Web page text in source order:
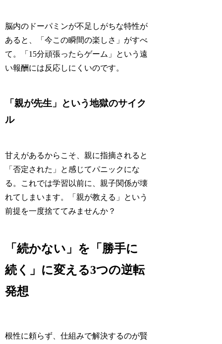
脳内のドーパミンが不足しがちな特性が
あると、「今この瞬間の楽しさ」がすべ
て。「15分頑張ったらゲーム」という遠
い報酬には反応しにくいのです。
「親が先生」という地獄のサイク
ル
甘えがあるからこそ、親に指摘されると
「否定された」と感じてパニックにな
る。これでは学習以前に、親子関係が壊
れてしまいます。「親が教える」という
前提を一度捨ててみませんか？
「続かない」を「勝手に
続く」に変える3つの逆転
発想
根性に頼らず、仕組みで解決するのが賢